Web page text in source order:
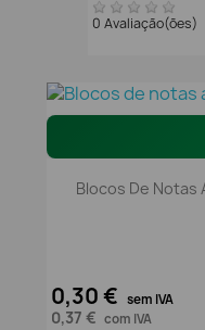
0 Avaliação(ões)
Blocos De Notas
0,30 € sem IVA
0,37 € com IVA